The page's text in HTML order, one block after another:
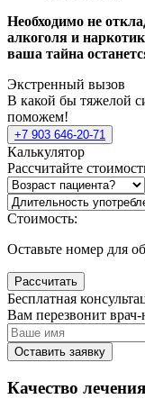
Необходимо не
алкоголя и
ваша тайна
Экстренный вызов
В какой бы тяжелой
поможем!
+7 903 646-20-71
Калькулятор
Рассчитайте
Стоимость:
Оставьте номер для
Рассчитать
Бесплатная
Вам перезвонит врач-
Оставить заявку
Качество